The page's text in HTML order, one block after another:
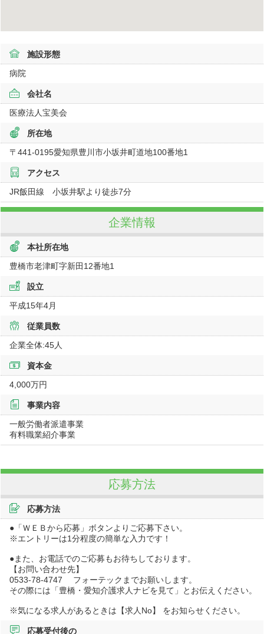
施設形態
病院
会社名
医療法人宝美会
所在地
〒441-0195愛知県豊川市小坂井町道地100番地1
アクセス
JR飯田線 小坂井駅より徒歩7分
企業情報
本社所在地
豊橋市老津町字新田12番地1
設立
平成15年4月
従業員数
企業全体:45人
資本金
4,000万円
事業内容
一般労働者派遣事業
有料職業紹介事業
応募方法
応募方法
●「ＷＥＢから応募」ボタンよりご応募下さい。
※エントリーは1分程度の簡単な入力です！
●また、お電話でのご応募もお待ちしております。
【お問い合わせ先】
0533-78-4747 フォーテックまでお願いします。
その際には「豊橋・愛知介護求人ナビを見て」とお伝えください。
※気になる求人があるときは【求人No】 をお知らせください。
応募受付後の